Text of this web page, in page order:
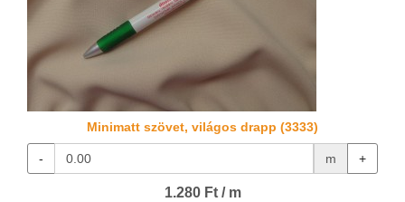
Minimatt szövet, világos drapp (3333)
- m +
1.280 Ft / m